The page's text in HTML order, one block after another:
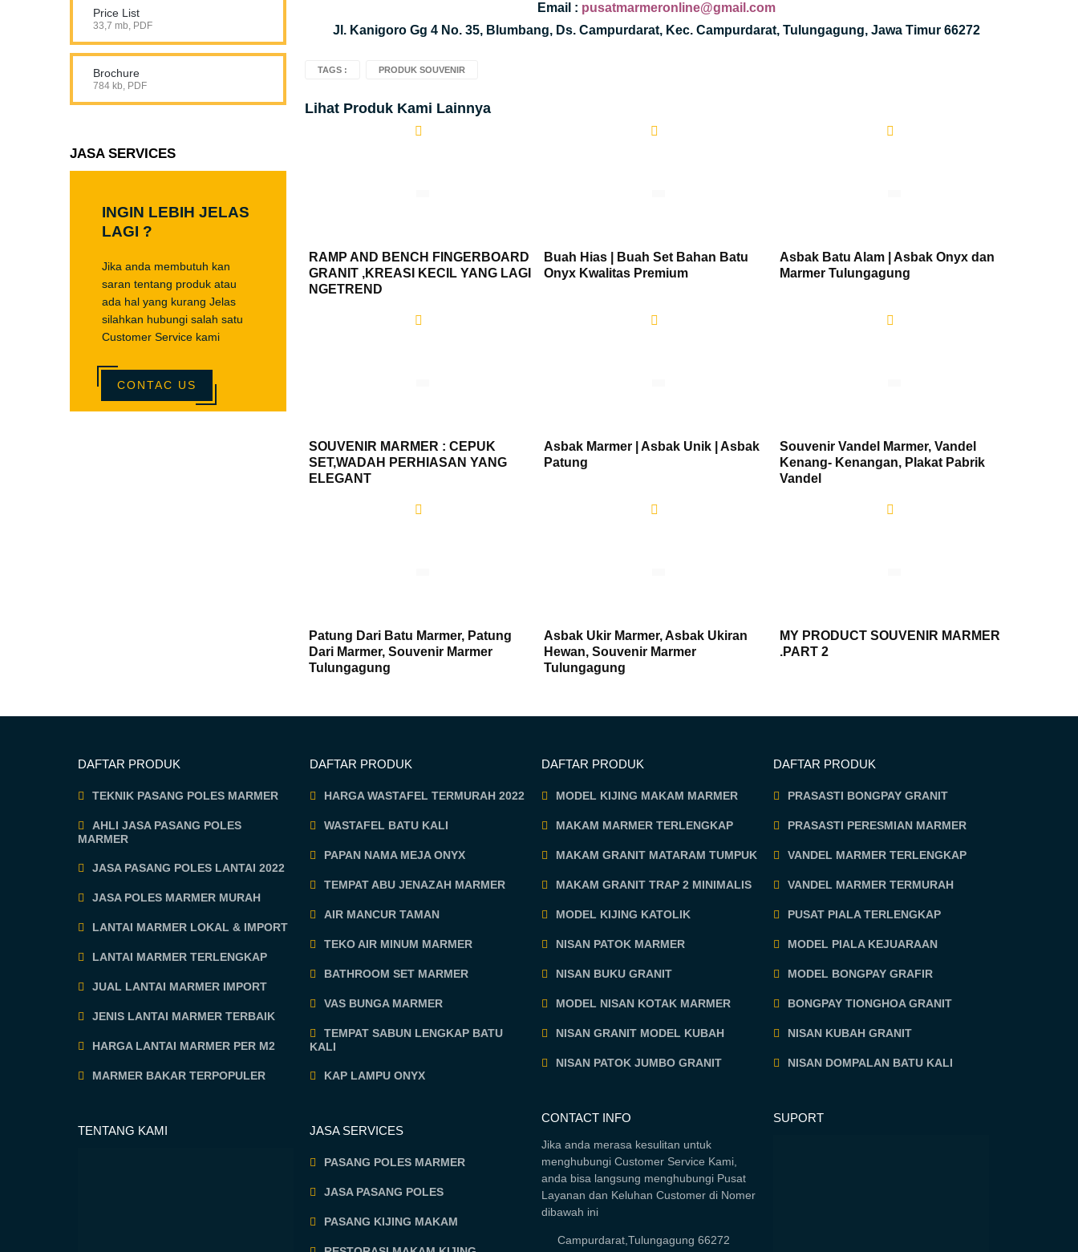
Email : pusatmarmeronline@gmail.com
Jl. Kanigoro Gg 4 No. 35, Blumbang, Ds. Campurdarat, Kec. Campurdarat, Tulungagung, Jawa Timur 66272
TAGS : PRODUK SOUVENIR
Lihat Produk Kami Lainnya
RAMP AND BENCH FINGERBOARD
GRANIT ,KREASI KECIL YANG LAGI
NGETREND
Buah Hias | Buah Set Bahan Batu
Onyx Kwalitas Premium
Asbak Batu Alam | Asbak Onyx dan
Marmer Tulungagung
SOUVENIR MARMER : CEPUK
SET,WADAH PERHIASAN YANG
ELEGANT
Asbak Marmer | Asbak Unik | Asbak
Patung
Souvenir Vandel Marmer, Vandel
Kenang- Kenangan, Plakat Pabrik
Vandel
Patung Dari Batu Marmer, Patung
Dari Marmer, Souvenir Marmer
Tulungagung
Asbak Ukir Marmer, Asbak Ukiran
Hewan, Souvenir Marmer
Tulungagung
MY PRODUCT SOUVENIR MARMER
.PART 2
Price List
33,7 mb, PDF
Brochure
784 kb, PDF
JASA SERVICES
INGIN LEBIH JELAS
LAGI ?
Jika anda membutuh kan
saran tentang produk atau
ada hal yang kurang Jelas
silahkan hubungi salah satu
Customer Service kami
CONTAC US
DAFTAR PRODUK
TEKNIK PASANG POLES MARMER
AHLI JASA PASANG POLES
MARMER
JASA PASANG POLES LANTAI 2022
JASA POLES MARMER MURAH
LANTAI MARMER LOKAL & IMPORT
LANTAI MARMER TERLENGKAP
JUAL LANTAI MARMER IMPORT
JENIS LANTAI MARMER TERBAIK
HARGA LANTAI MARMER PER M2
MARMER BAKAR TERPOPULER
TENTANG KAMI
DAFTAR PRODUK
HARGA WASTAFEL TERMURAH 2022
WASTAFEL BATU KALI
PAPAN NAMA MEJA ONYX
TEMPAT ABU JENAZAH MARMER
AIR MANCUR TAMAN
TEKO AIR MINUM MARMER
BATHROOM SET MARMER
VAS BUNGA MARMER
TEMPAT SABUN LENGKAP BATU
KALI
KAP LAMPU ONYX
JASA SERVICES
PASANG POLES MARMER
JASA PASANG POLES
PASANG KIJING MAKAM
DAFTAR PRODUK
MODEL KIJING MAKAM MARMER
MAKAM MARMER TERLENGKAP
MAKAM GRANIT MATARAM TUMPUK
MAKAM GRANIT TRAP 2 MINIMALIS
MODEL KIJING KATOLIK
NISAN PATOK MARMER
NISAN BUKU GRANIT
MODEL NISAN KOTAK MARMER
NISAN GRANIT MODEL KUBAH
NISAN PATOK JUMBO GRANIT
CONTACT INFO
Jika anda merasa kesulitan untuk
menghubungi Customer Service Kami,
anda bisa langsung menghubungi Pusat
Layanan dan Keluhan Customer di Nomer
dibawah ini
Campurdarat,Tulungagung 66272
DAFTAR PRODUK
PRASASTI BONGPAY GRANIT
PRASASTI PERESMIAN MARMER
VANDEL MARMER TERLENGKAP
VANDEL MARMER TERMURAH
PUSAT PIALA TERLENGKAP
MODEL PIALA KEJUARAAN
MODEL BONGPAY GRAFIR
BONGPAY TIONGHOA GRANIT
NISAN KUBAH GRANIT
NISAN DOMPALAN BATU KALI
SUPORT